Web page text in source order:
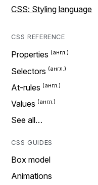
CSS: Styling language
CSS REFERENCE
Properties
Selectors
At-rules
Values
See all…
CSS GUIDES
Box model
Animations